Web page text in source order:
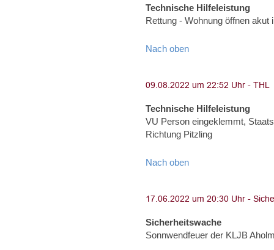
Technische Hilfeleistung
Rettung - Wohnung öffnen
Nach oben
Technische Hilfeleistung
VU Person eingeklemmt,
Richtung Pitzling
Nach oben
Sicherheitswache
Sonnwendfeuer der KLJB